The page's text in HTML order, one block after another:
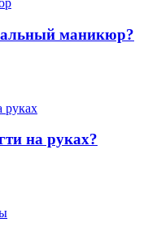
маникюр?
на руках?